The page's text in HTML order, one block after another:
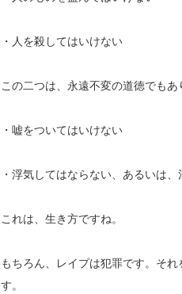
・人を殺してはいけない
この二つは、永遠不変の道徳でも
・嘘をついてはいけない
・浮気してはならない、あるいは
これは、生き方ですね。
もちろん、レイプは犯罪です。そ
す。